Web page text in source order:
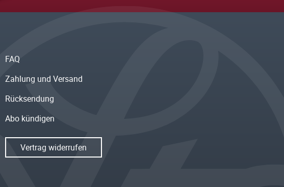
FAQ
Zahlung und Versand
Rücksendung
Abo kündigen
Vertrag widerrufen